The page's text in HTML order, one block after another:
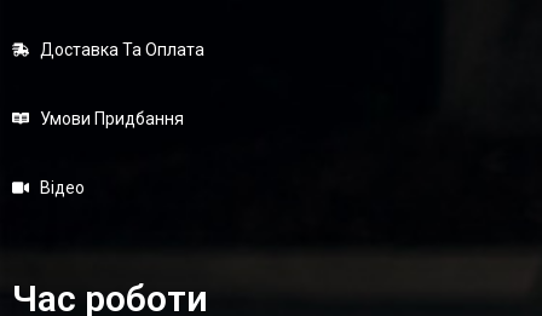
Доставка Та Оплата
Умови Придбання
Відео
Час роботи